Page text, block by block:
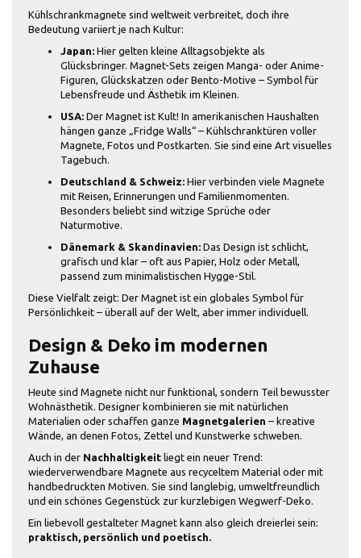
Kühlschrankmagnete sind weltweit verbreitet, doch ihre
Bedeutung variiert je nach Kultur:
Japan: Hier gelten kleine Alltagsobjekte als
Glücksbringer. Magnet-Sets zeigen Manga- oder Anime-
Figuren, Glückskatzen oder Bento-Motive – Symbol für
Lebensfreude und Ästhetik im Kleinen.
USA: Der Magnet ist Kult! In amerikanischen Haushalten
hängen ganze „Fridge Walls“ – Kühlschranktüren voller
Magnete, Fotos und Postkarten. Sie sind eine Art visuelles
Tagebuch.
Deutschland & Schweiz: Hier verbinden viele Magnete
mit Reisen, Erinnerungen und Familienmomenten.
Besonders beliebt sind witzige Sprüche oder
Naturmotive.
Dänemark & Skandinavien: Das Design ist schlicht,
grafisch und klar – oft aus Papier, Holz oder Metall,
passend zum minimalistischen Hygge-Stil.
Diese Vielfalt zeigt: Der Magnet ist ein globales Symbol für
Persönlichkeit – überall auf der Welt, aber immer individuell.
Design & Deko im modernen
Zuhause
Heute sind Magnete nicht nur funktional, sondern Teil bewusster
Wohnästhetik. Designer kombinieren sie mit natürlichen
Materialien oder schaffen ganze Magnetgalerien – kreative
Wände, an denen Fotos, Zettel und Kunstwerke schweben.
Auch in der Nachhaltigkeit liegt ein neuer Trend:
wiederverwendbare Magnete aus recyceltem Material oder mit
handbedruckten Motiven. Sie sind langlebig, umweltfreundlich
und ein schönes Gegenstück zur kurzlebigen Wegwerf-Deko.
Ein liebevoll gestalteter Magnet kann also gleich dreierlei sein:
praktisch, persönlich und poetisch.